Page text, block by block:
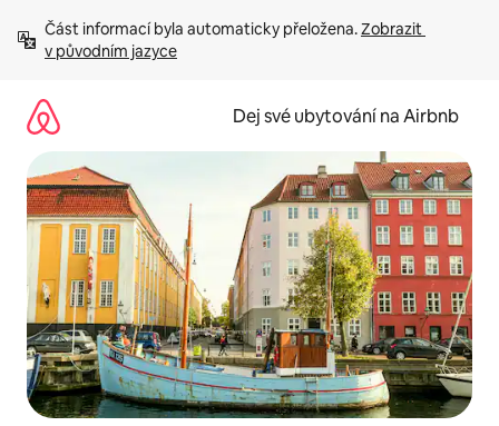
obsah
Část informací byla automaticky přeložena. Zobrazit
v původním jazyce
Dej své ubytování na Airbnb